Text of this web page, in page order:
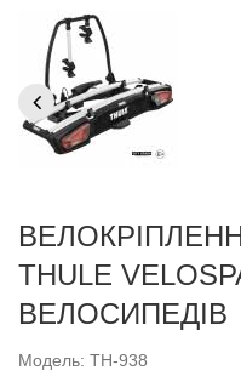
THULE
ВЕЛОСИПЕДІВ
Модель: TH-938